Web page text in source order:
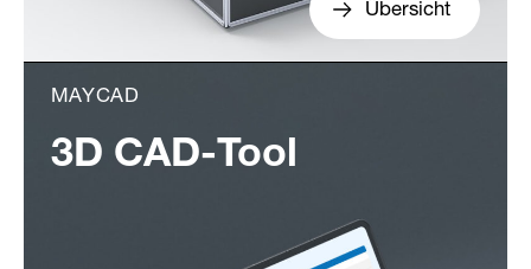
Übersicht
MAYCAD
3D CAD-Tool